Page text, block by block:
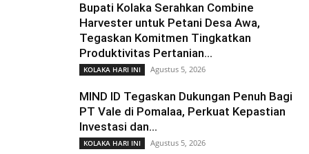
Bupati Kolaka Serahkan Combine
Harvester untuk Petani Desa Awa,
Tegaskan Komitmen Tingkatkan
Produktivitas Pertanian...
KOLAKA HARI INI Agustus 5, 2026
MIND ID Tegaskan Dukungan Penuh Bagi
PT Vale di Pomalaa, Perkuat Kepastian
Investasi dan...
KOLAKA HARI INI Agustus 5, 2026